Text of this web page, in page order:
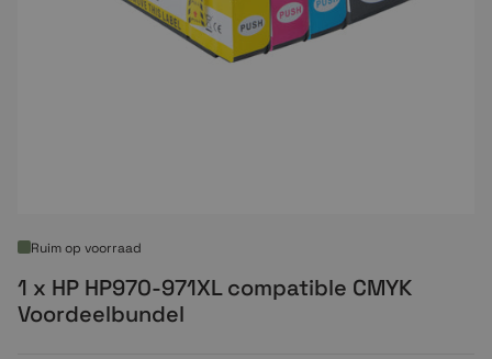
Ruim op voorraad
1 x HP HP970-971XL compatible CMYK
Voordeelbundel